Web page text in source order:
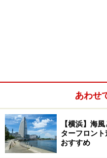
あわせ
【横浜】海
ターフロン
おすすめ